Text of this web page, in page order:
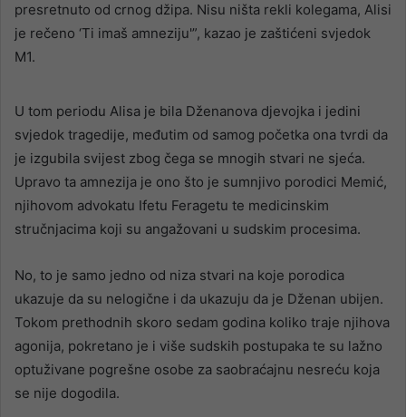
presretnuto od crnog džipa. Nisu ništa rekli kolegama, Alisi
je rečeno ‘Ti imaš amneziju'”, kazao je zaštićeni svjedok
M1.
U tom periodu Alisa je bila Dženanova djevojka i jedini
svjedok tragedije, međutim od samog početka ona tvrdi da
je izgubila svijest zbog čega se mnogih stvari ne sjeća.
Upravo ta amnezija je ono što je sumnjivo porodici Memić,
njihovom advokatu Ifetu Feragetu te medicinskim
stručnjacima koji su angažovani u sudskim procesima.
No, to je samo jedno od niza stvari na koje porodica
ukazuje da su nelogične i da ukazuju da je Dženan ubijen.
Tokom prethodnih skoro sedam godina koliko traje njihova
agonija, pokretano je i više sudskih postupaka te su lažno
optuživane pogrešne osobe za saobraćajnu nesreću koja
se nije dogodila.